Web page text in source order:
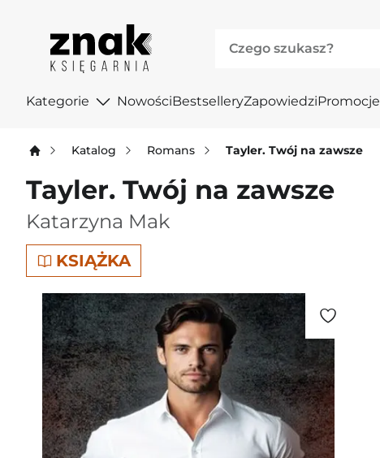
Kategorie NowościBestselleryZapowiedziPromocje
Katalog Romans Tayler. Twój na zawsze
Tayler. Twój na zawsze
Katarzyna Mak
KSIĄŻKA